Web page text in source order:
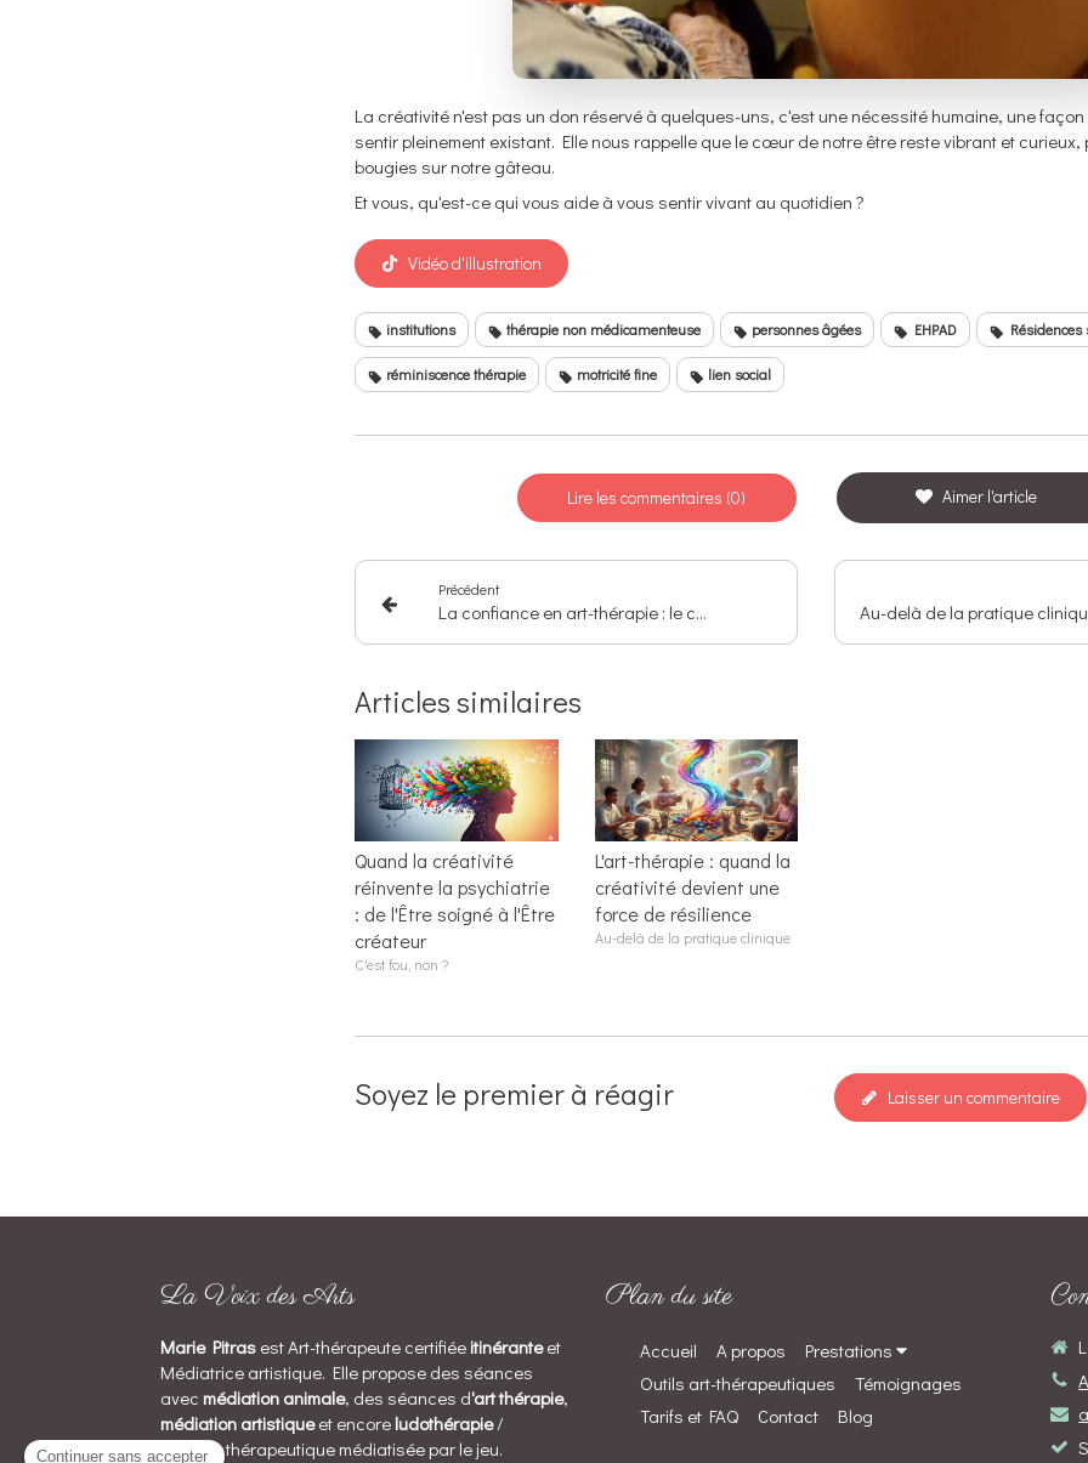
La créativité n'est pas un don réservé à quelques-uns, c'est une nécessité humaine, une
sentir pleinement existant. Elle nous rappelle que le cœur de notre être reste vibrant et curieux,
bougies sur notre gâteau.
Et vous, qu'est-ce qui vous aide à vous sentir vivant au quotidien ?
Vidéo d'illustration
institutions thérapie non médicamenteuse personnes âgées EHPAD Résidences
réminiscence thérapie motricité fine lien social
Lire les commentaires (0) Aimer l'article
Précédent
La confiance en art-thérapie : le cœur de votre cheminement créatif et thérapeutique
Articles similaires
Quand la créativité
réinvente la psychiatrie
: de l'Être soigné à l'Être
créateur
C'est fou, non ?
L'art-thérapie : quand la
créativité devient une
force de résilience
Au-delà de la pratique clinique
Soyez le premier à réagir Laisser un commentaire
La Voix des Arts
Marie Pitras est Art-thérapeute certifiée itinéranteet
Médiatrice artistique. Elle propose des séances
avec médiation animale, des séances d'art thérapie,
médiation artistiqueet encore ludothérapie/
Relation thérapeutique médiatisée par le jeu.
Plan du site
Accueil A propos
Prestations
Outils art-thérapeutiques
Témoignages
Tarifs et FAQ
Contact Blog